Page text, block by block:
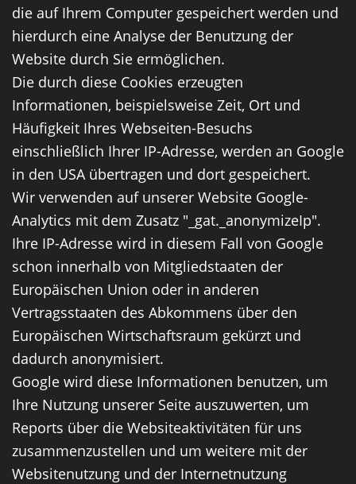
die auf Ihrem Computer gespeichert werden und
hierdurch eine Analyse der Benutzung der
Website durch Sie ermöglichen.
Die durch diese Cookies erzeugten
Informationen, beispielsweise Zeit, Ort und
Häufigkeit Ihres Webseiten-Besuchs
einschließlich Ihrer IP-Adresse, werden an Google
in den USA übertragen und dort gespeichert.
Wir verwenden auf unserer Website Google-
Analytics mit dem Zusatz "_gat._anonymizeIp".
Ihre IP-Adresse wird in diesem Fall von Google
schon innerhalb von Mitgliedstaaten der
Europäischen Union oder in anderen
Vertragsstaaten des Abkommens über den
Europäischen Wirtschaftsraum gekürzt und
dadurch anonymisiert.
Google wird diese Informationen benutzen, um
Ihre Nutzung unserer Seite auszuwerten, um
Reports über die Websiteaktivitäten für uns
zusammenzustellen und um weitere mit der
Websitenutzung und der Internetnutzung